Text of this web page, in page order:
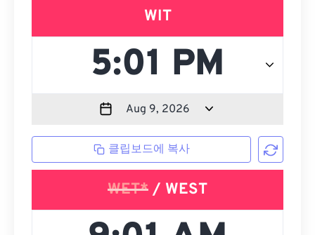
WIT
클립보드에 복사
WET* / WEST